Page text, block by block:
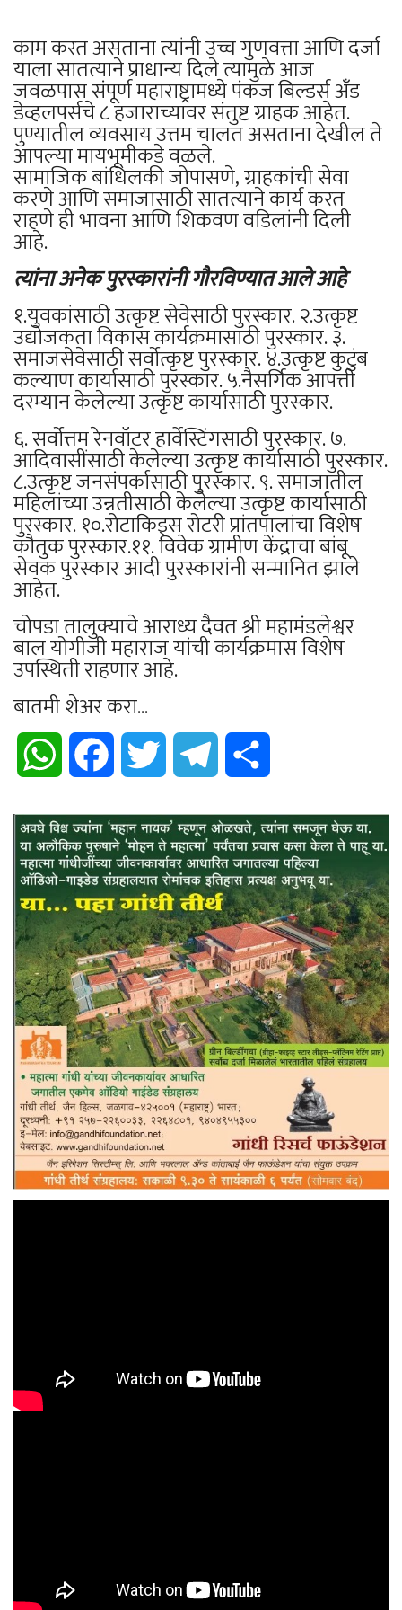
काम करत असताना त्यांनी उच्च गुणवत्ता आणि दर्जा
याला सातत्याने प्राधान्य दिले त्यामुळे आज
जवळपास संपूर्ण महाराष्ट्रामध्ये पंकज बिल्डर्स अँड
डेव्हलपर्सचे ८ हजाराच्यावर संतुष्ट ग्राहक आहेत.
पुण्यातील व्यवसाय उत्तम चालत असताना देखील ते
आपल्या मायभूमीकडे वळले.
सामाजिक बांधिलकी जोपासणे, ग्राहकांची सेवा
करणे आणि समाजासाठी सातत्याने कार्य करत
राहणे ही भावना आणि शिकवण वडिलांनी दिली
आहे.
त्यांना अनेक पुरस्कारांनी गौरविण्यात आले आहे
१.युवकांसाठी उत्कृष्ट सेवेसाठी पुरस्कार. २.उत्कृष्ट
उद्योजकता विकास कार्यक्रमासाठी पुरस्कार. ३.
समाजसेवेसाठी सर्वोत्कृष्ट पुरस्कार. ४.उत्कृष्ट कुटुंब
कल्याण कार्यासाठी पुरस्कार. ५.नैसर्गिक आपत्ती
दरम्यान केलेल्या उत्कृष्ट कार्यासाठी पुरस्कार.
६. सर्वोत्तम रेनवॉटर हार्वेस्टिंगसाठी पुरस्कार. ७.
आदिवासींसाठी केलेल्या उत्कृष्ट कार्यासाठी पुरस्कार.
८.उत्कृष्ट जनसंपर्कासाठी पुरस्कार. ९. समाजातील
महिलांच्या उन्नतीसाठी केलेल्या उत्कृष्ट कार्यासाठी
पुरस्कार. १०.रोटाकिड्स रोटरी प्रांतपालांचा विशेष
कौतुक पुरस्कार.११. विवेक ग्रामीण केंद्राचा बांबू
सेवक पुरस्कार आदी पुरस्कारांनी सन्मानित झाले
आहेत.
चोपडा तालुक्याचे आराध्य दैवत श्री महामंडलेश्वर
बाल योगीजी महाराज यांची कार्यक्रमास विशेष
उपस्थिती राहणार आहे.
बातमी शेअर करा...
WhatsApp Facebook Twitter Telegram